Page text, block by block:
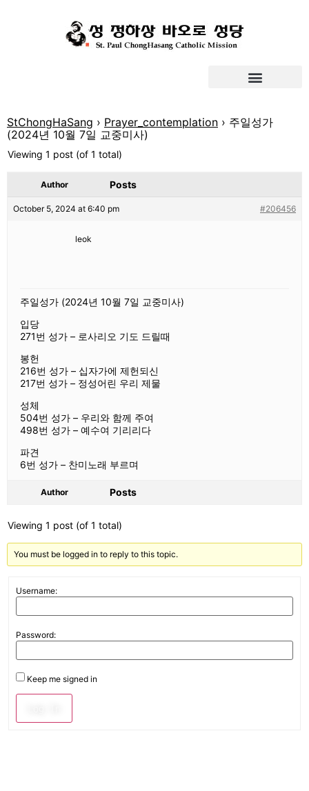
StChongHaSang › Prayer_contemplation › 주일성가
(2024년 10월 7일 교중미사)
Viewing 1 post (of 1 total)
Author Posts
October 5, 2024 at 6:40 pm #206456
leok
주일성가 (2024년 10월 7일 교중미사)
입당
271번 성가 – 로사리오 기도 드릴때
봉헌
216번 성가 – 십자가에 제헌되신
217번 성가 – 정성어린 우리 제물
성체
504번 성가 – 우리와 함께 주여
498번 성가 – 예수여 기리리다
파견
6번 성가 – 찬미노래 부르며
Author Posts
Viewing 1 post (of 1 total)
You must be logged in to reply to this topic.
Username:
Password:
Keep me signed in